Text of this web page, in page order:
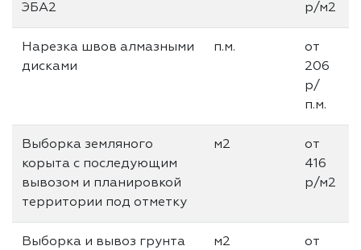
ЭБА2
р/м2
Нарезка швов алмазными
дисками
п.м.
от
206
р/
п.м.
Выборка земляного
корыта с последующим
вывозом и планировкой
территории под отметку
м2
от
416
р/м2
Выборка и вывоз грунта м2 от